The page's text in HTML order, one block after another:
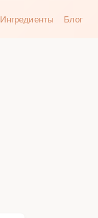
Ингредиенты Блог